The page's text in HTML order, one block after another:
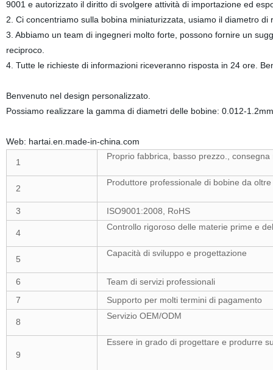
9001 e autorizzato il diritto di svolgere attività di importazione ed
2. Ci concentriamo sulla bobina miniaturizzata, usiamo il diametro
3. Abbiamo un team di ingegneri molto forte, possono fornire un
reciproco.
4. Tutte le richieste di informazioni riceveranno risposta in 24 ore.
Benvenuto nel design personalizzato.
Possiamo realizzare la gamma di diametri delle bobine: 0.012-
Web: hartai.en.made-in-china.com
1
Proprio fabbrica, basso prezzo., consegna
2
Produttore professionale di bobine da
3 ISO9001:2008, RoHS
4
Controllo rigoroso delle materie prime e
5
Capacità di sviluppo e progettazione
6
Team di servizi professionali
7
Supporto per molti termini di pagamento
8
Servizio OEM/ODM
9
Essere in grado di progettare e produrre